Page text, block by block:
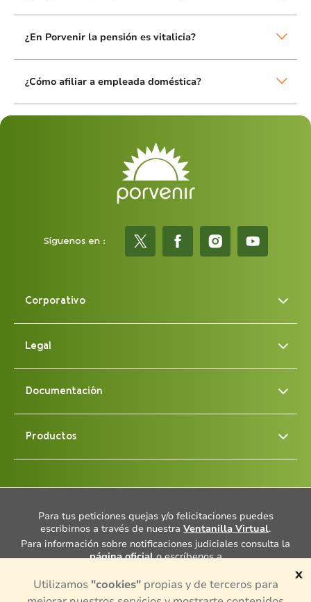
¿En Porvenir la pensión es vitalicia?
¿Cómo afiliar a empleada doméstica?
Síguenos en :
Corporativo
Legal
Documentación
Productos
Para tus peticiones quejas y/o felicitaciones puedes
escribirnos a través de nuestra Ventanilla Virtual.
Para información sobre notificaciones judiciales consulta la
página oficialo escríbenos a
Cuentas con un Defensor del Consumidor Financiero, Dra.
Ana María Giraldo Rincón, consulta más informaciónaquí
x
Utilizamos "cookies"propias y de terceros para